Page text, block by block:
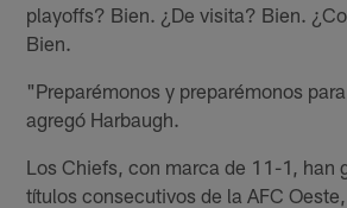
playoffs? Bien. ¿De visita? Bien.
Bien.
"Preparémonos y preparémonos
agregó Harbaugh.
Los Chiefs, con marca de 11-1, han
títulos consecutivos de la AFC